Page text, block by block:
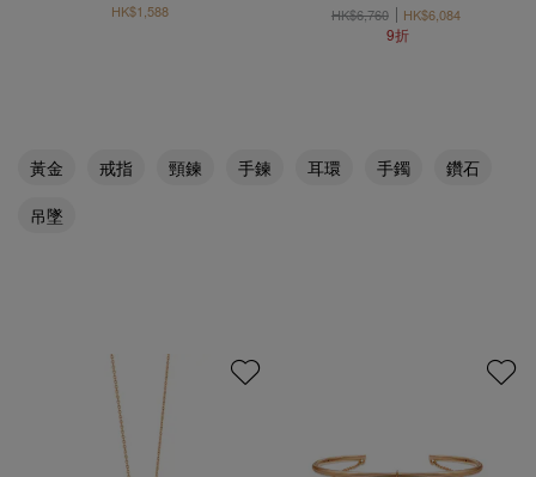
HK$1,588
HK$6,760
HK$6,084
9折
黃金 戒指 頸鍊 手鍊 耳環 手鐲
鑽石
吊墜